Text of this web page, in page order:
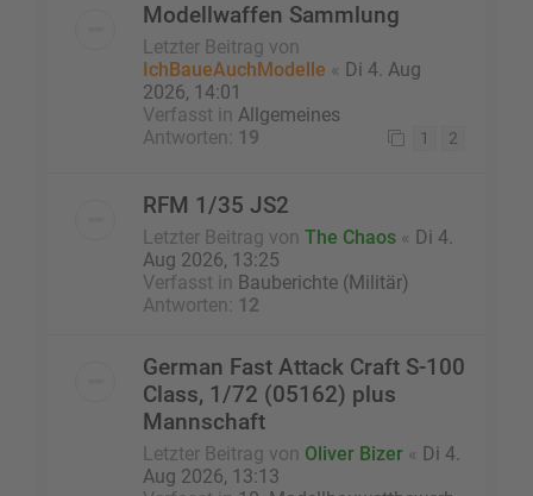
Modellwaffen Sammlung
Letzter Beitrag von
IchBaueAuchModelle « Di 4. Aug
2026, 14:01
Verfasst in Allgemeines
Antworten:
19 1 2
RFM 1/35 JS2
Letzter Beitrag von The Chaos « Di 4.
Aug 2026, 13:25
Verfasst in Bauberichte (Militär)
Antworten:
12
German Fast Attack Craft S-100
Class, 1/72 (05162) plus
Mannschaft
Letzter Beitrag von Oliver Bizer « Di 4.
Aug 2026, 13:13